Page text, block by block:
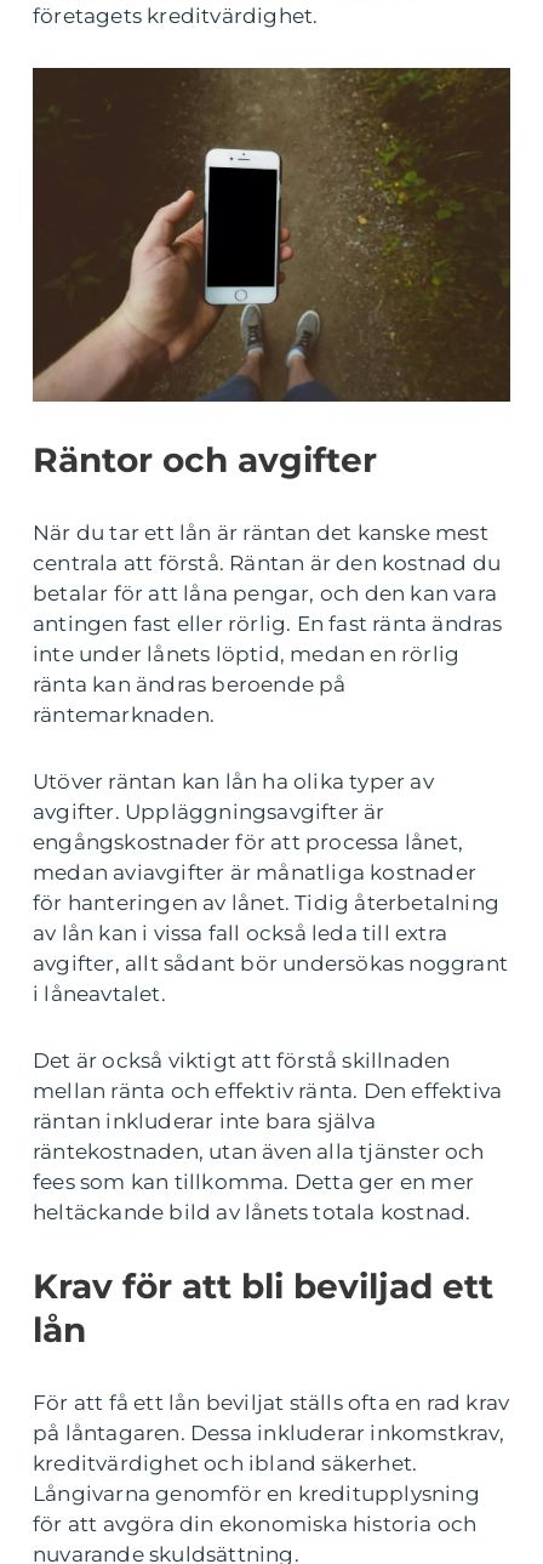
företagets kreditvärdighet.
Räntor och avgifter
När du tar ett lån är räntan det kanske mest
centrala att förstå. Räntan är den kostnad du
betalar för att låna pengar, och den kan vara
antingen fast eller rörlig. En fast ränta ändras
inte under lånets löptid, medan en rörlig
ränta kan ändras beroende på
räntemarknaden.
Utöver räntan kan lån ha olika typer av
avgifter. Uppläggningsavgifter är
engångskostnader för att processa lånet,
medan aviavgifter är månatliga kostnader
för hanteringen av lånet. Tidig återbetalning
av lån kan i vissa fall också leda till extra
avgifter, allt sådant bör undersökas noggrant
i låneavtalet.
Det är också viktigt att förstå skillnaden
mellan ränta och effektiv ränta. Den effektiva
räntan inkluderar inte bara själva
räntekostnaden, utan även alla tjänster och
fees som kan tillkomma. Detta ger en mer
heltäckande bild av lånets totala kostnad.
Krav för att bli beviljad ett
lån
För att få ett lån beviljat ställs ofta en rad krav
på låntagaren. Dessa inkluderar inkomstkrav,
kreditvärdighet och ibland säkerhet.
Långivarna genomför en kreditupplysning
för att avgöra din ekonomiska historia och
nuvarande skuldsättning.